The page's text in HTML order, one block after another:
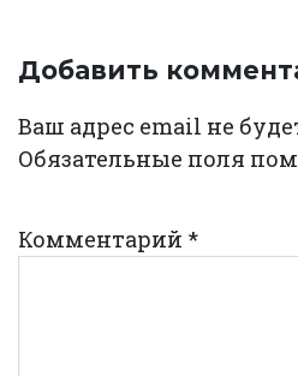
Добавить
Ваш адрес email не
Обязательные поля
Комментарий *